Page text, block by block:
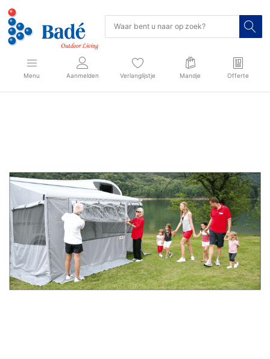
Menu Aanmelden Verlanglijstje Mandje Offerte